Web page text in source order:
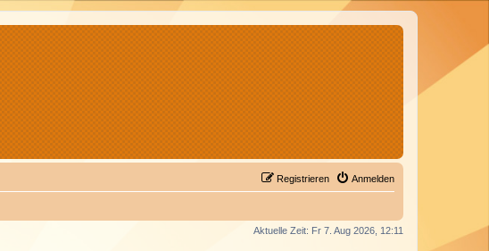
Anmelden
Registrieren
Aktuelle Zeit: Fr 7. Aug 2026, 12:11